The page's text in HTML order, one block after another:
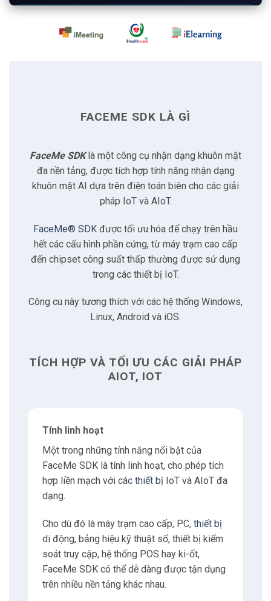
Khả năng tương thích với các hệ điều hành
Hỗ trợ công cụ suy luận AI
2.5 Tích hợp với nền tảng điện toán biên
Tính năng bảo mật nâng cao
2.7 Triển khai liền mạch và khả năng mở rộng
Ngôn ngữ lập trình
3.4 Nền tảng SoC & IoT
Nguyễn Xuân Hoàng
Liên hệ
FACEME SDK LÀ GÌ
FaceMe SDKlà một công cụ nhận dạng khuôn mặt
đa nền tảng, được tích hợp tính năng nhận dạng
khuôn mặt AI dựa trên điện toán biên cho các giải
pháp IoT và AIoT.
FaceMe® SDK được tối ưu hóa để chạy trên hầu
hết các cấu hình phần cứng, từ máy trạm cao cấp
đến chipset công suất thấp thường được sử dụng
trong các thiết bị IoT.
Công cu này tương thích với các hệ thống Windows,
Linux, Android và iOS.
TÍCH HỢP VÀ TỐI ƯU CÁC GIẢI PHÁP
AIOT, IOT
Tính linh hoạt
Một trong những tính năng nổi bật của
FaceMe SDK là tính linh hoạt, cho phép tích
hợp liền mạch với các thiết bị IoT và AIoT đa
dạng.
Cho dù đó là máy trạm cao cấp, PC, thiết bị
di động, bảng hiệu kỹ thuật số, thiết bị kiểm
soát truy cập, hệ thống POS hay ki-ốt,
FaceMe SDK có thể dễ dàng được tận dụng
trên nhiều nền tảng khác nhau.